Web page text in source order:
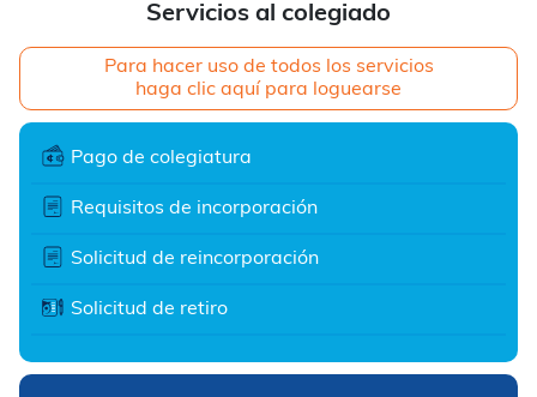
Servicios al colegiado
Para hacer uso de todos los servicios
haga clic aquí para loguearse
Pago de colegiatura
Requisitos de incorporación
Solicitud de reincorporación
Solicitud de retiro